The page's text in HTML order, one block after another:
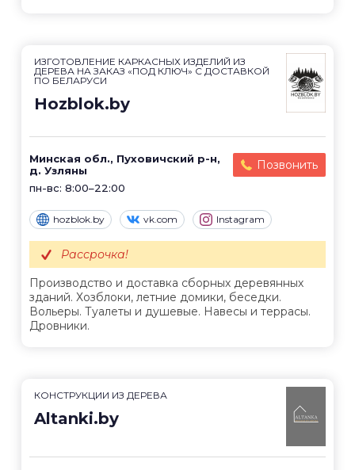
ИЗГОТОВЛЕНИЕ КАРКАСНЫХ ИЗДЕЛИЙ ИЗ
ДЕРЕВА НА ЗАКАЗ «ПОД КЛЮЧ» С ДОСТАВКОЙ
ПО БЕЛАРУСИ
Hozblok.by
Минская обл., Пуховичский р-н,
д. Узляны
пн-вс: 8:00–22:00
Позвонить
hozblok.by vk.com Instagram
Производство и доставка сборных деревянных
зданий. Хозблоки, летние домики, беседки.
Вольеры. Туалеты и душевые. Навесы и террасы.
Дровники.
Рассрочка!
КОНСТРУКЦИИ ИЗ ДЕРЕВА
Altanki.by